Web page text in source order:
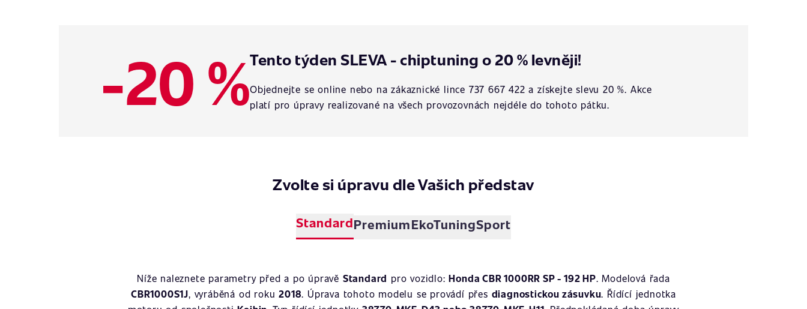
-20 %Tento týden SLEVA - chiptuning o 20 % levněji!
Objednejte se online nebo na zákaznické lince 737 667 422 a získejte slevu 20 %. Akce
platí pro úpravy realizované na všech provozovnách nejdéle do tohoto pátku.
Zvolte si úpravu dle Vašich představ
StandardPremiumEkoTuningSport
Níže naleznete parametry před a po úpravě Standard pro vozidlo:Honda CBR 1000RR SP - 192 HP. Modelová řada
CBR1000S1J, vyráběná od roku2018. Úprava tohoto modelu se provádí přes diagnostickou zásuvku. Řídící jednotka